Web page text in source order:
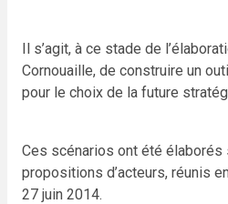
Il s’agit, à ce stade de
Cornouaille, de construire un
pour le choix de la future
Ces scénarios ont été élaborés
propositions d’acteurs, réunis
27 juin 2014.